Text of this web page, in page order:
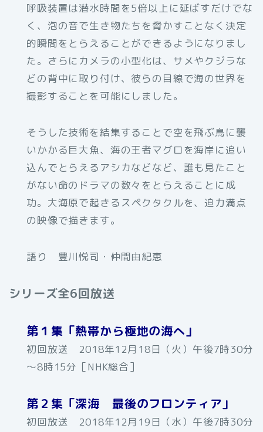
呼吸装置は潜水時間を5倍以上に延ばすだけでな
く、泡の音で生き物たちを脅かすことなく決定
的瞬間をとらえることができるようになりまし
た。さらにカメラの小型化は、サメやクジラな
どの背中に取り付け、彼らの目線で海の世界を
撮影することを可能にしました。
そうした技術を結集することで空を飛ぶ鳥に襲
いかかる巨大魚、海の王者マグロを海岸に追い
込んでとらえるアシカなどなど、誰も見たこと
がない命のドラマの数々をとらえることに成
功。大海原で起きるスペクタクルを、迫力満点
の映像で描きます。
語り 豊川悦司・仲間由紀恵
シリーズ全6回放送
第１集「熱帯から極地の海へ」
初回放送 2018年12月18日（火）午後7時30分
～8時15分［NHK総合］
第２集「深海 最後のフロンティア」
初回放送 2018年12月19日（水）午後7時30分